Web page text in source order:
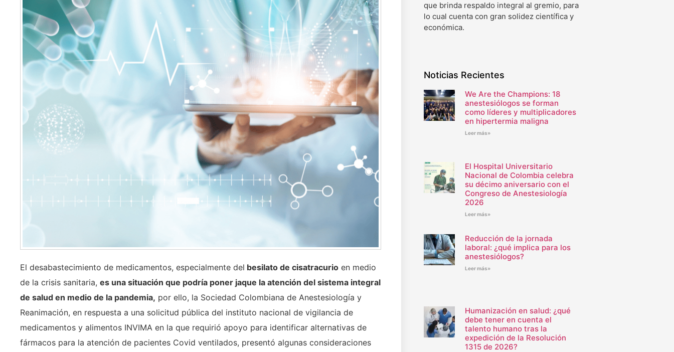
El desabastecimiento de medicamentos, especialmente del besilato de cisatracurio en medio
de la crisis sanitaria, es una situación que podría poner jaque la atención del sistema integral
de salud en medio de la pandemia, por ello, la Sociedad Colombiana de Anestesiología y
Reanimación, en respuesta a una solicitud pública del instituto nacional de vigilancia de
medicamentos y alimentos INVIMA en la que requirió apoyo para identificar alternativas de
fármacos para la atención de pacientes Covid ventilados, presentó algunas consideraciones
que brinda respaldo integral al gremio, para
lo cual cuenta con gran solidez científica y
económica.
Noticias Recientes
We Are the Champions: 18
anestesiólogos se forman
como líderes y multiplicadores
en hipertermia maligna
Leer más»
El Hospital Universitario
Nacional de Colombia celebra
su décimo aniversario con el
Congreso de Anestesiología
2026
Leer más»
Reducción de la jornada
laboral: ¿qué implica para los
anestesiólogos?
Leer más»
Humanización en salud: ¿qué
debe tener en cuenta el
talento humano tras la
expedición de la Resolución
1315 de 2026?